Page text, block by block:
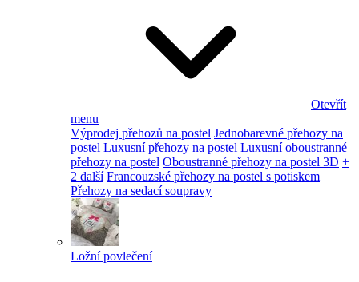
Otevřít
menu
Výprodej přehozů na postel Jednobarevné přehozy na
postel Luxusní přehozy na postel Luxusní oboustranné
přehozy na postel Oboustranné přehozy na postel 3D +
2 další Francouzské přehozy na postel s potiskem
Přehozy na sedací soupravy
Ložní povlečení